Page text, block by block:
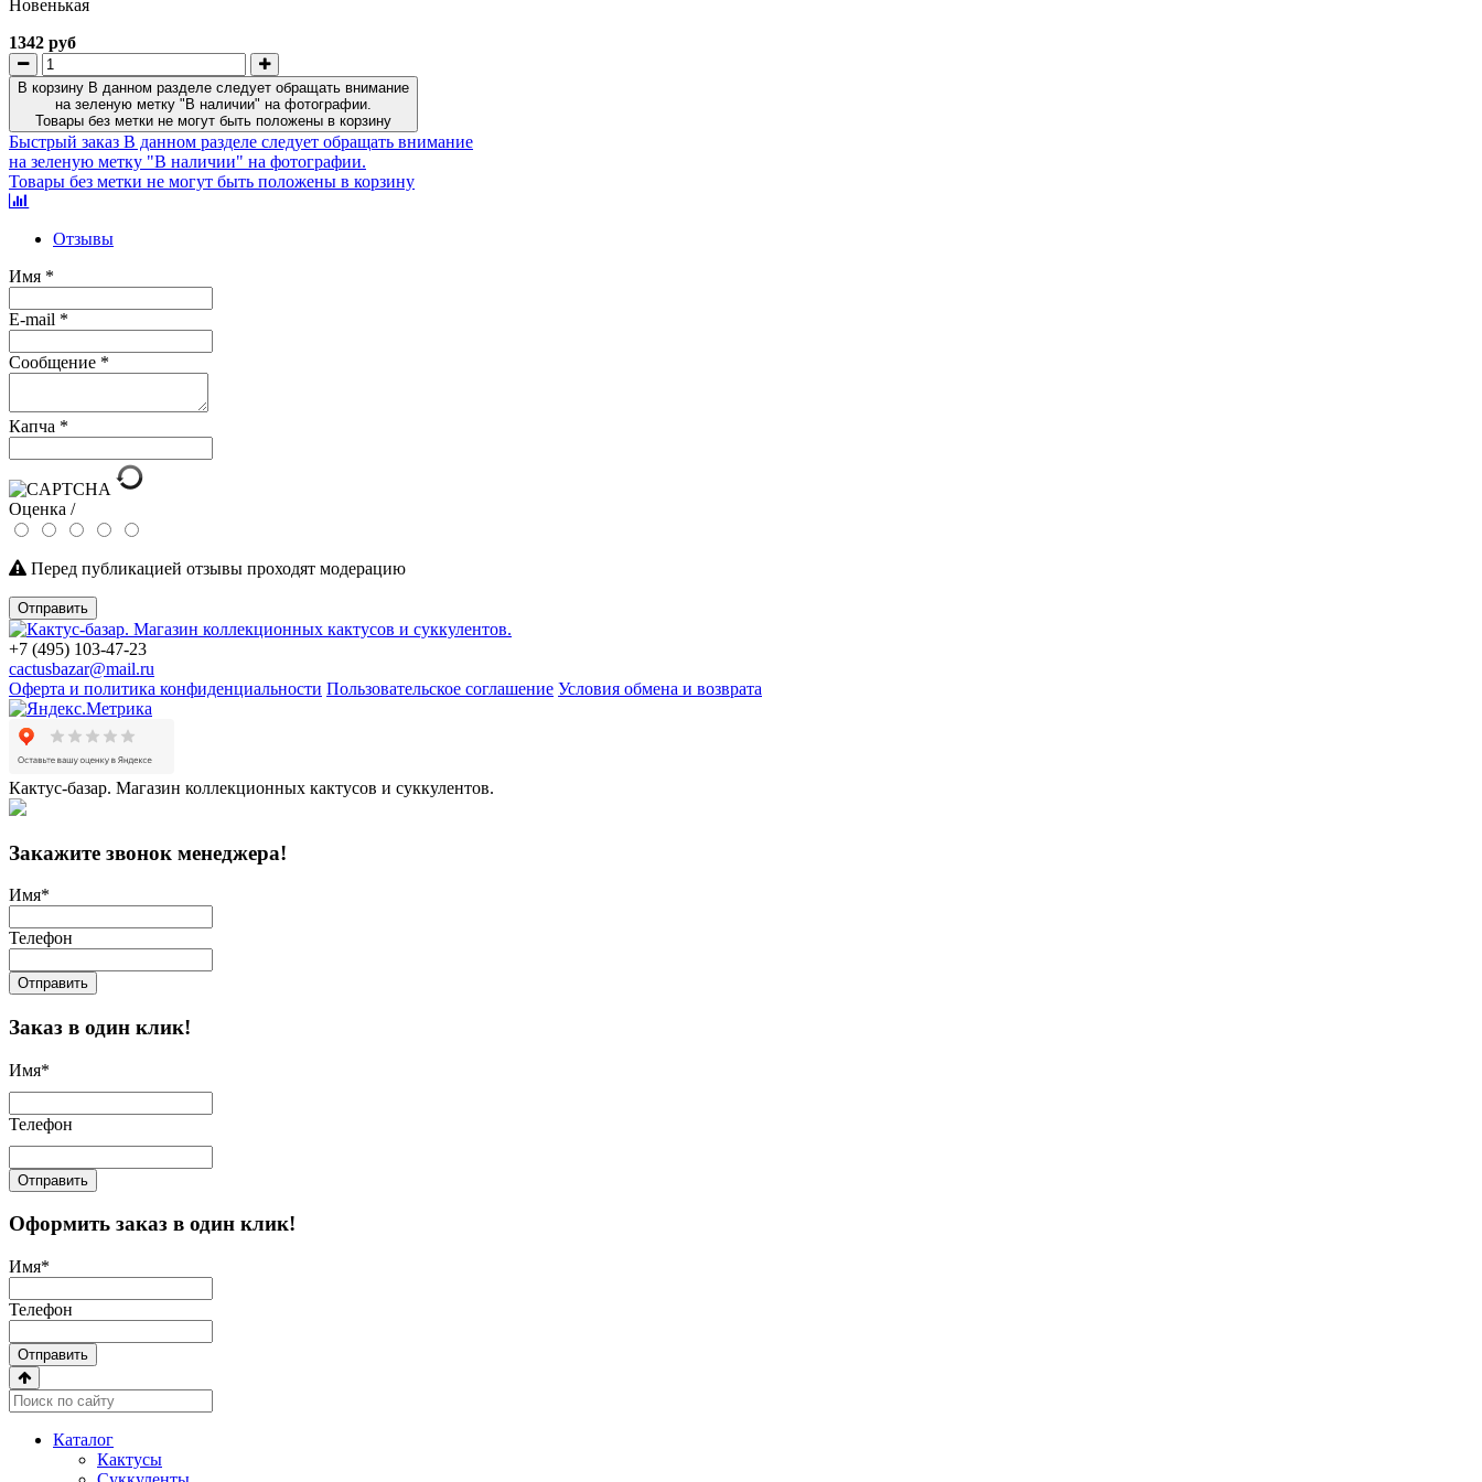
Новенькая
1342 руб
В корзину В данном разделе следует обращать внимание
на зеленую метку "В наличии" на фотографии.
Товары без метки не могут быть положены в корзину
Быстрый заказ В данном разделе следует обращать внимание
на зеленую метку "В наличии" на фотографии.
Товары без метки не могут быть положены в корзину
Отзывы
Имя *
E-mail *
Сообщение *
Капча *
Оценка /
Перед публикацией отзывы проходят модерацию
Отправить
+7 (495) 103-47-23
cactusbazar@mail.ru
Оферта и политика конфиденциальности Пользовательское соглашение Условия обмена и возврата
Кактус-базар. Магазин коллекционных кактусов и суккулентов.
Закажите звонок менеджера!
Имя*
Телефон
Отправить
Заказ в один клик!
Имя*
Телефон
Отправить
Оформить заказ в один клик!
Имя*
Телефон
Отправить
Каталог
Кактусы